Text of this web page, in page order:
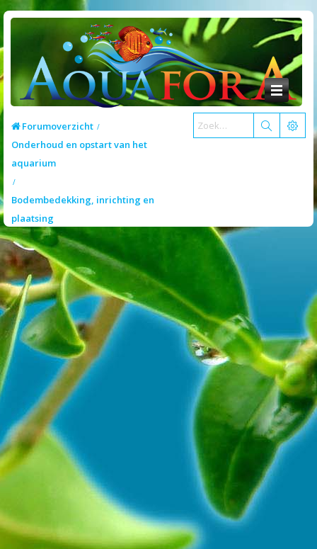
Forumoverzicht
Onderhoud en opstart van het
aquarium
Bodembedekking, inrichting en
plaatsing